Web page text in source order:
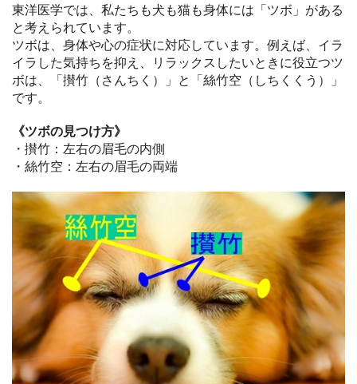
東洋医学では、私たちも犬も猫も身体には「ツボ」がある
と考えられています。
ツボは、身体や心の症状に対応しています。例えば、イラ
イラした気持ちを抑え、リラックスしたいときに役立つツ
ボは、「攅竹（さんちく）」と「絲竹空（しちくくう）」
です。
《ツボの見つけ方》
・攅竹：左右の眉毛の内側
・絲竹空：左右の眉毛の両端